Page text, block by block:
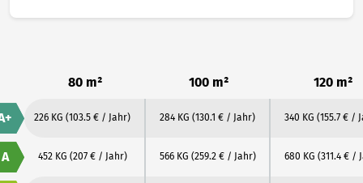
80 m² 100 m² 120 m²
226 KG (103.5 € / Jahr) 284 KG (130.1 € / Jahr) 340 KG (155.7 € /
A 452 KG (207 € / Jahr) 566 KG (259.2 € / Jahr) 680 KG (311.4 € /